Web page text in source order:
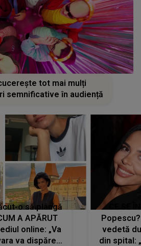
tot mai mulți
semnificative în audiență
o să plângă
A APĂRUT
online: „Va
va dispărea,
vedetă
din spital: